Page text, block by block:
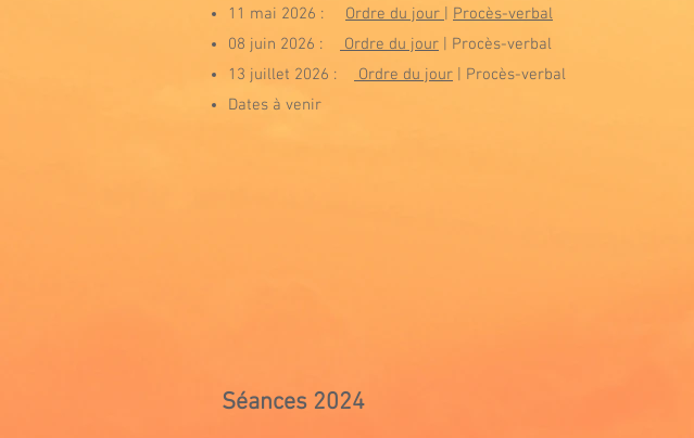
11 mai 2026 : Ordre du jour
Procès-verbal
08 juin 2026 :
Ordre du jour
| Procès-verbal
13 juillet 2026 :
Ordre du jour
| Procès-verbal
Dates à venir
Séances 2024